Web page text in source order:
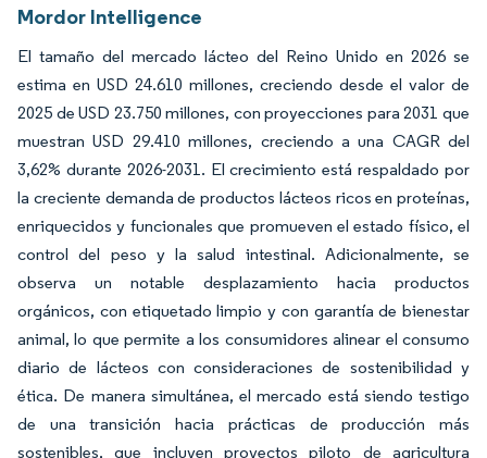
Mordor Intelligence
El tamaño del mercado lácteo del Reino Unido en 2026 se
estima en USD 24.610 millones, creciendo desde el valor de
2025 de USD 23.750 millones, con proyecciones para 2031 que
muestran USD 29.410 millones, creciendo a una CAGR del
3,62% durante 2026-2031. El crecimiento está respaldado por
la creciente demanda de productos lácteos ricos en proteínas,
enriquecidos y funcionales que promueven el estado físico, el
control del peso y la salud intestinal. Adicionalmente, se
observa un notable desplazamiento hacia productos
orgánicos, con etiquetado limpio y con garantía de bienestar
animal, lo que permite a los consumidores alinear el consumo
diario de lácteos con consideraciones de sostenibilidad y
ética. De manera simultánea, el mercado está siendo testigo
de una transición hacia prácticas de producción más
sostenibles, que incluyen proyectos piloto de agricultura